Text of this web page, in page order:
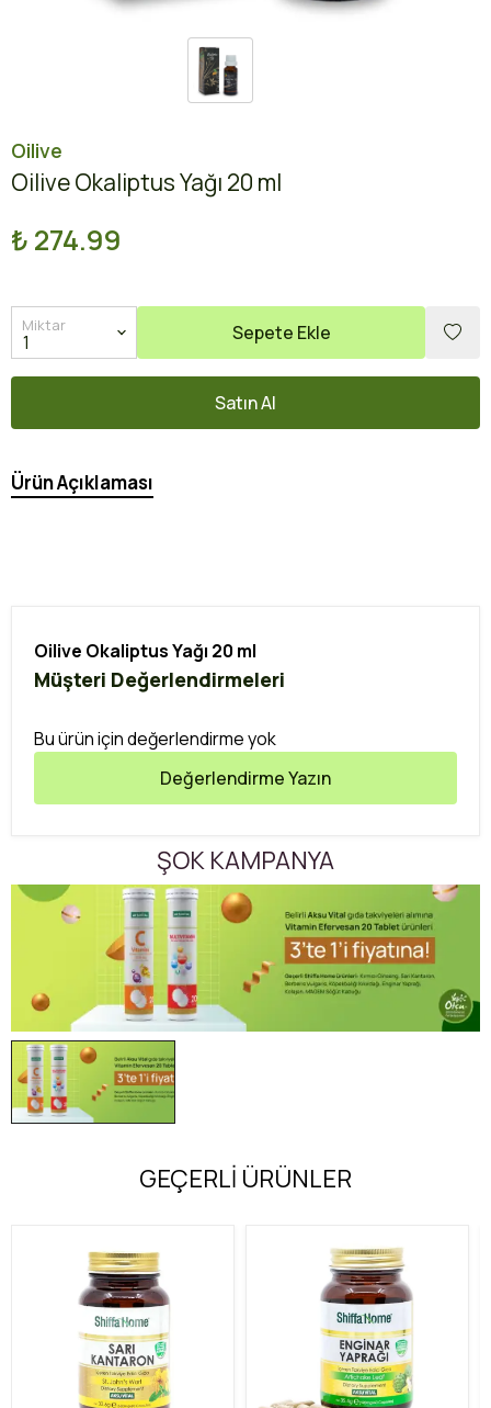
Oilive
Oilive Okaliptus Yağı 20 ml
₺ 274.99
Miktar Sepete Ekle
Satın Al
Ürün Açıklaması
Oilive Okaliptus Yağı 20 ml
Müşteri Değerlendirmeleri
Bu ürün için değerlendirme yok
Değerlendirme Yazın
ŞOK KAMPANYA
GEÇERLİ ÜRÜNLER